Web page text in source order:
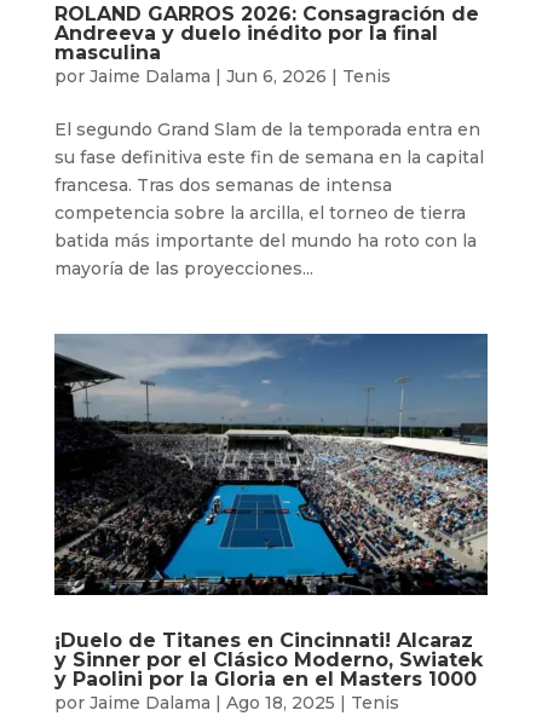
ROLAND GARROS 2026: Consagración de
Andreeva y duelo inédito por la final
masculina
por Jaime Dalama | Jun 6, 2026 | Tenis
El segundo Grand Slam de la temporada entra en
su fase definitiva este fin de semana en la capital
francesa. Tras dos semanas de intensa
competencia sobre la arcilla, el torneo de tierra
batida más importante del mundo ha roto con la
mayoría de las proyecciones...
¡Duelo de Titanes en Cincinnati! Alcaraz
y Sinner por el Clásico Moderno, Swiatek
y Paolini por la Gloria en el Masters 1000
por Jaime Dalama | Ago 18, 2025 | Tenis